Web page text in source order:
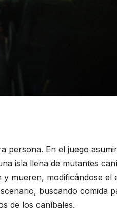
persona. En el juego
isla llena de mutantes
mueren, modificándose el
buscando comida
de los caníbales.